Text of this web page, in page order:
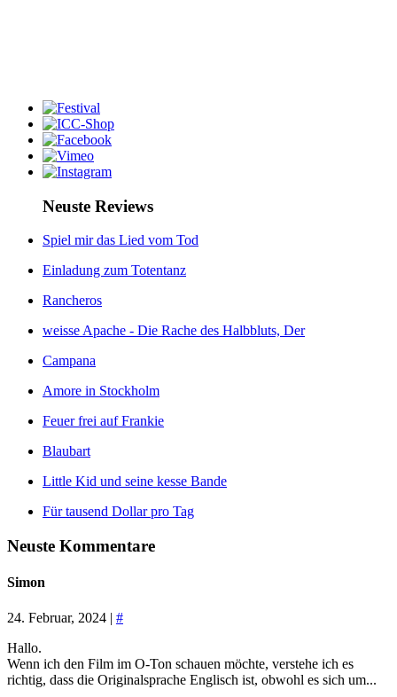
Neuste Reviews
Spiel mir das Lied vom Tod
Einladung zum Totentanz
Rancheros
weisse Apache - Die Rache des Halbbluts, Der
Campana
Amore in Stockholm
Feuer frei auf Frankie
Blaubart
Little Kid und seine kesse Bande
Für tausend Dollar pro Tag
Neuste Kommentare
Simon
24. Februar, 2024 | #
Hallo.
Wenn ich den Film im O-Ton schauen möchte, verstehe ich es
richtig, dass die Originalsprache Englisch ist, obwohl es sich um...